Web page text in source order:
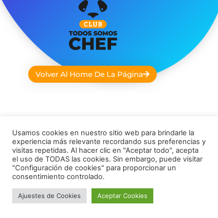
Volver Al Home De La Página
Osoji Robotics ® 2026
INSTAGRAMFACEBOOK
YOUTUBE
Usamos cookies en nuestro sitio web para brindarle la
experiencia más relevante recordando sus preferencias y
visitas repetidas. Al hacer clic en "Aceptar todo", acepta
el uso de TODAS las cookies. Sin embargo, puede visitar
"Configuración de cookies" para proporcionar un
consentimiento controlado.
Ajuestes de Cookies Aceptar Cookies